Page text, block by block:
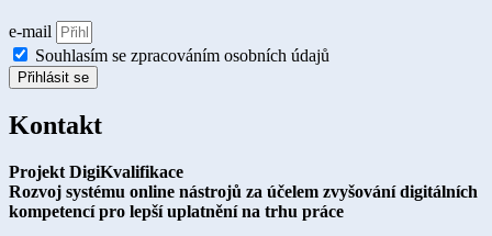
e-mail
Souhlasím se zpracováním osobních údajů
Přihlásit se
Kontakt
Projekt DigiKvalifikace
Rozvoj systému online nástrojů za účelem zvyšování digitálních
kompetencí pro lepší uplatnění na trhu práce